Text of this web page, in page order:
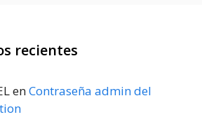
recientes
enContraseña admin del